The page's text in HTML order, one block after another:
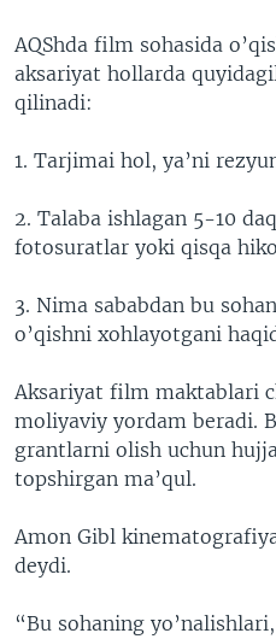
AQShda film sohasida
aksariyat hollarda
qilinadi:
1. Tarjimai hol, ya’ni
2. Talaba ishlagan 5-10
fotosuratlar yoki qisqa
3. Nima sababdan bu
o’qishni xohlayotgani
Aksariyat film maktablari
moliyaviy yordam beradi.
grantlarni olish uchun
topshirgan ma’qul.
Amon Gibl
deydi.
“Bu sohaning